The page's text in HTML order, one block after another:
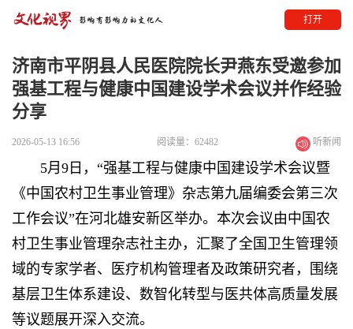
打开
济南市平阴县人民医院院长尹燕东受邀参加
强基工程与健康中国建设学术会议并作经验
分享
2026-05-13 16:56 阅读量：62482 听新闻
5月9日，“强基工程与健康中国建设学术会议暨
《中国农村卫生事业管理》杂志第九届编委会第三次
工作会议”在河北雄安新区举办。本次会议由中国农
村卫生事业管理杂志社主办，汇聚了全国卫生管理领
域的专家学者、医疗机构管理者及政策研究者，围绕
基层卫生体系建设、数智化转型与医共体高质量发展
等议题展开深入交流。